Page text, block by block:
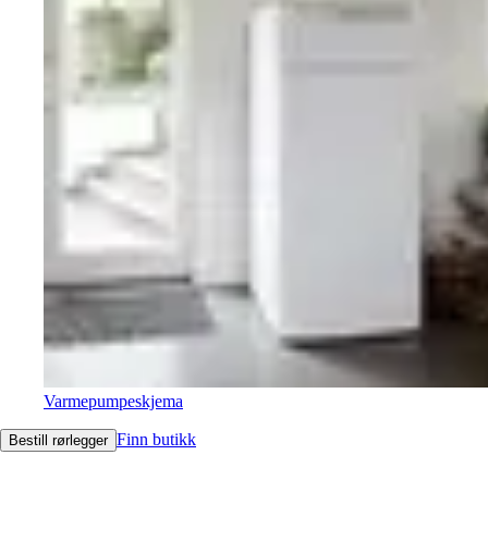
Varmepumpeskjema
Bestill rørlegger Finn butikk